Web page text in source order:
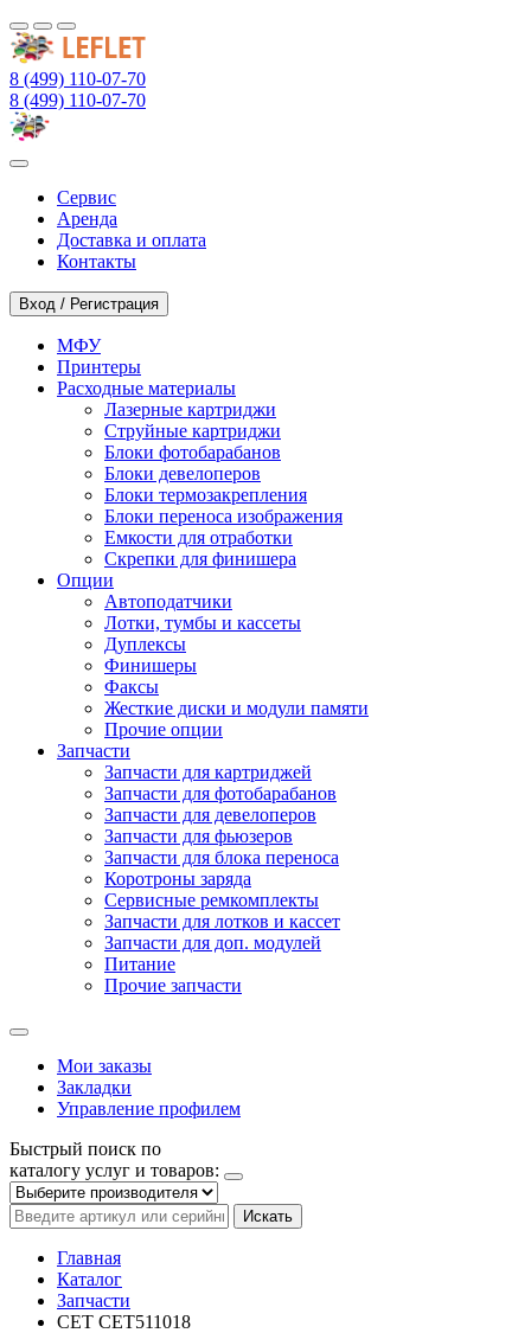
8 (499) 110-07-70
8 (499) 110-07-70
Сервис
Аренда
Доставка и оплата
Контакты
Вход / Регистрация
МФУ
Принтеры
Расходные материалы
Лазерные картриджи
Струйные картриджи
Блоки фотобарабанов
Блоки девелоперов
Блоки термозакрепления
Блоки переноса изображения
Емкости для отработки
Скрепки для финишера
Опции
Автоподатчики
Лотки, тумбы и кассеты
Дуплексы
Финишеры
Факсы
Жесткие диски и модули памяти
Прочие опции
Запчасти
Запчасти для картриджей
Запчасти для фотобарабанов
Запчасти для девелоперов
Запчасти для фьюзеров
Запчасти для блока переноса
Коротроны заряда
Сервисные ремкомплекты
Запчасти для лотков и кассет
Запчасти для доп. модулей
Питание
Прочие запчасти
Мои заказы
Закладки
Управление профилем
Быстрый поиск по
каталогу услуг и товаров:
Искать
Главная
Каталог
Запчасти
CET CET511018